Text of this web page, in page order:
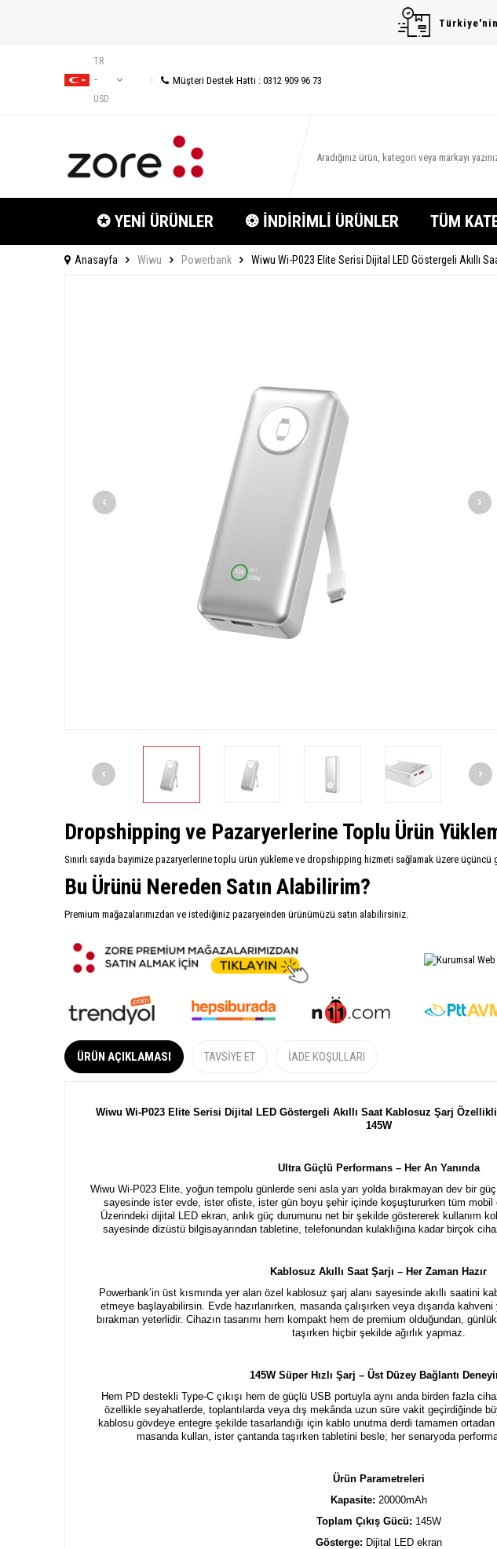
TR
−
USD
Müşteri Destek Hattı : 0312 909 96 73
✪ YENİ ÜRÜNLER ❂ İNDİRİMLİ ÜRÜNLER TÜM
Anasayfa Wiwu Powerbank Wiwu Wi-P023 Elite Serisi Dijital LED Göstergeli Akıllı
Dropshipping ve Pazaryerlerine Toplu Ürün
Sınırlı sayıda bayimize pazaryerlerine toplu ürün yükleme ve dropshipping hizmeti sağlamak üzere üçüncü
Bu Ürünü Nereden Satın Alabilirim?
Premium mağazalarımızdan ve istediğiniz pazaryeinden ürünümüzü satın alabilirsiniz.
ÜRÜN AÇIKLAMASI TAVSIYE ET İADE KOŞULLARI
Wiwu Wi-P023 Elite Serisi Dijital LED Göstergeli Akıllı Saat Kablosuz Şarj
145W
Ultra Güçlü Performans – Her An Yanında
Wiwu Wi-P023 Elite, yoğun tempolu günlerde seni asla yarı yolda bırakmayan dev bir
sayesinde ister evde, ister ofiste, ister gün boyu şehir içinde koşuştururken tüm mobil
Üzerindeki dijital LED ekran, anlık güç durumunu net bir şekilde göstererek kullanım
sayesinde dizüstü bilgisayarından tabletine, telefonundan kulaklığına kadar birçok
Kablosuz Akıllı Saat Şarjı – Her Zaman Hazır
Powerbank’in üst kısmında yer alan özel kablosuz şarj alanı sayesinde akıllı saatini
etmeye başlayabilirsin. Evde hazırlanırken, masanda çalışırken veya dışarıda
bırakman yeterlidir. Cihazın tasarımı hem kompakt hem de premium olduğundan,
taşırken hiçbir şekilde ağırlık yapmaz.
145W Süper Hızlı Şarj – Üst Düzey Bağlantı
Hem PD destekli Type-C çıkışı hem de güçlü USB portuyla aynı anda birden fazla
özellikle seyahatlerde, toplantılarda veya dış mekânda uzun süre vakit geçirdiğinde
kablosu gövdeye entegre şekilde tasarlandığı için kablo unutma derdi tamamen
masanda kullan, ister çantanda taşırken tabletini besle; her senaryoda
Ürün Parametreleri
Kapasite: 20000mAh
Toplam Çıkış Gücü: 145W
Gösterge: Dijital LED ekran